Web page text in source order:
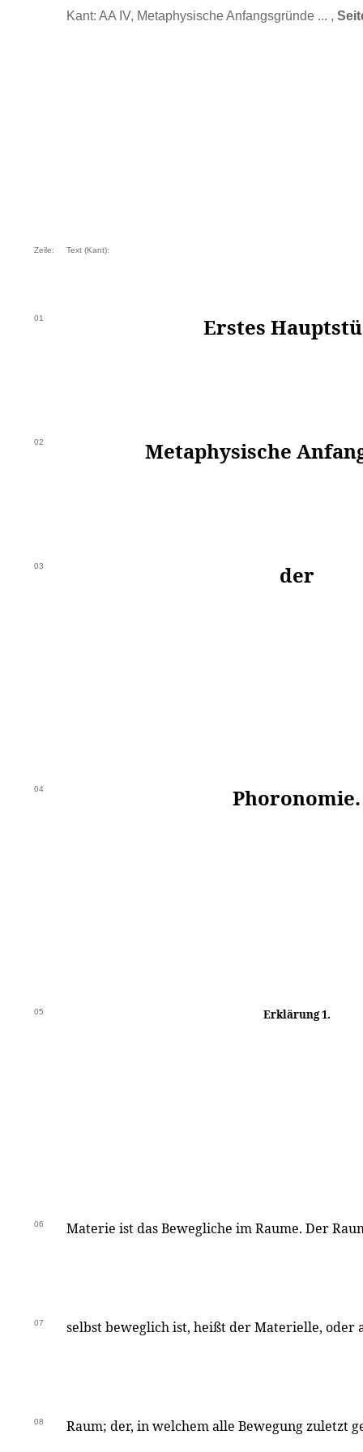
Kant: AA IV, Metaphysische Anfangsgründe ... ,
Zeile: Text (Kant):
01 Erstes
02 Metaphysische
03 der
04 Phoronomie.
05 Erklärung 1.
06 Materie ist das Bewegliche im Raume. Der
07 selbst beweglich ist, heißt der Materielle, oder
08 Raum; der, in welchem alle Bewegung zuletzt